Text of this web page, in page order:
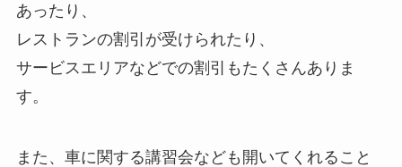
あったり、
レストランの割引が受けられたり、
サービスエリアなどでの割引もたくさんありま
す。
また、車に関する講習会なども開いてくれること